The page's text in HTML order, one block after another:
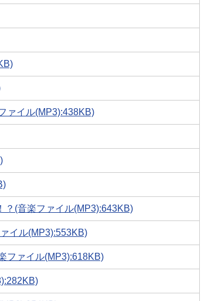
ァイル(MP3):438KB)
？(音楽ファイル(MP3):643KB)
イル(MP3):553KB)
ファイル(MP3):618KB)